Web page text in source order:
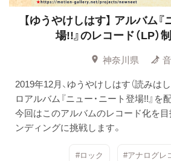
【ゆうやけしはす】 アルバム『
場!!』のレコード（LP）
神奈川県
2019年12月、ゆうやけしはす（読みは
ロアルバム『ニュー・ニート登場!!』を
今回はこのアルバムのレコード化を目
ンディングに挑戦します。
#ロック #アナログレ